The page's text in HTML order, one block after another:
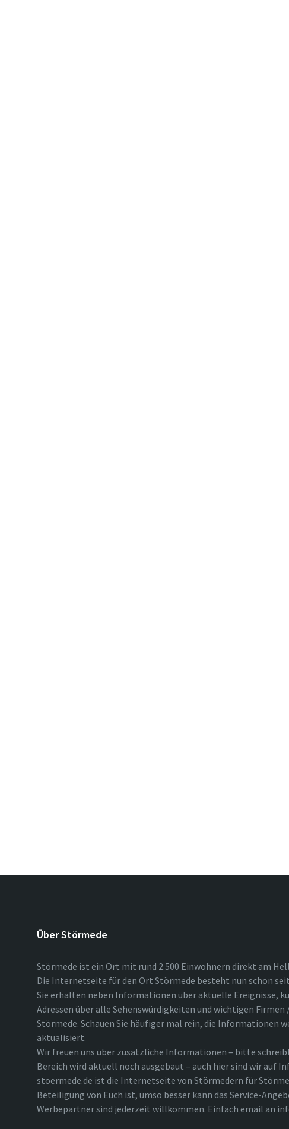
Über Störmede
Störmede ist ein Ort mit rund 2.500 Einwohnern direkt am
Die Internetseite für den Ort Störmede besteht nun schon
Sie erhalten neben Informationen über aktuelle Ereignisse,
Adressen über alle Sehenswürdigkeiten und wichtigen
Störmede. Schauen Sie häufiger mal rein, die Informationen
aktualisiert.
Wir freuen uns über zusätzliche Informationen – bitte schreibt
Bereich wird aktuell noch ausgebaut – auch hier sind wir auf
stoermede.de ist die Internetseite von Störmedern für
Beteiligung von Euch ist, umso besser kann das Service-
Werbepartner sind jederzeit willkommen. Einfach email an